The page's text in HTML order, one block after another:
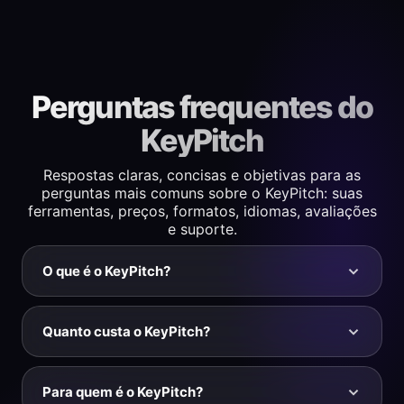
Perguntas frequentes do
KeyPitch
Respostas claras, concisas e objetivas para as
perguntas mais comuns sobre o KeyPitch: suas
ferramentas, preços, formatos, idiomas, avaliações
e suporte.
O que é o KeyPitch?
O KeyPitch é um ecossistema de ferramentas de
áudio formado por três soluções complementares:
as configurações de áudio em tempo real no YouTube
e no YouTube Music; um estúdio de áudio on-line
Quanto custa o KeyPitch?
A extensão do Chrome do KeyPitch é totalmente
gratuita e não tem compras no aplicativo. O estúdio
Para quem é o KeyPitch?